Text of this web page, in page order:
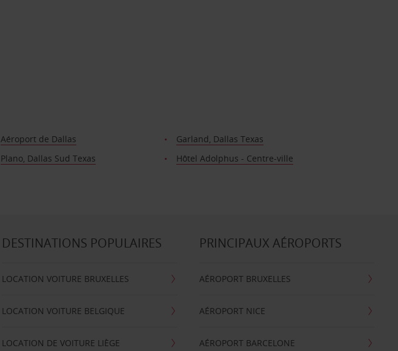
Aéroport de Dallas
Garland, Dallas Texas
Plano, Dallas Sud Texas
Hôtel Adolphus - Centre-ville
DESTINATIONS POPULAIRES
LOCATION VOITURE BRUXELLES
LOCATION VOITURE BELGIQUE
LOCATION DE VOITURE LIÈGE
PRINCIPAUX AÉROPORTS
AÉROPORT BRUXELLES
AÉROPORT NICE
AÉROPORT BARCELONE